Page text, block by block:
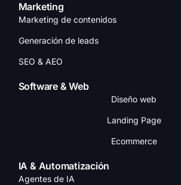
Marketing
Marketing de contenidos
Generación de leads
SEO & AEO
Software & Web
Diseño web
Landing Page
Ecommerce
IA & Automatización
Agentes de IA